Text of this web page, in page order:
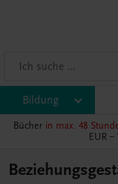
Bildung
Bücher in max. 48
EUR –